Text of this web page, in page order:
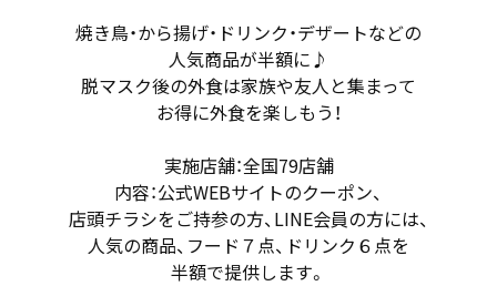
焼き鳥・から揚げ・ドリンク・デザートなどの
人気商品が半額に♪
脱マスク後の外食は家族や友人と集まって
お得に外食を楽しもう！
実施店舗：全国79店舗
内容：公式WEBサイトのクーポン、
店頭チラシをご持参の方、LINE会員の方には、
人気の商品、フード７点、ドリンク６点を
半額で提供します。